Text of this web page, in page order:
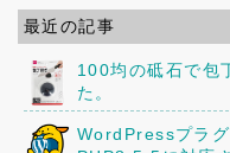
最近の記事
100均の砥石で包
た。
WordPressプラ